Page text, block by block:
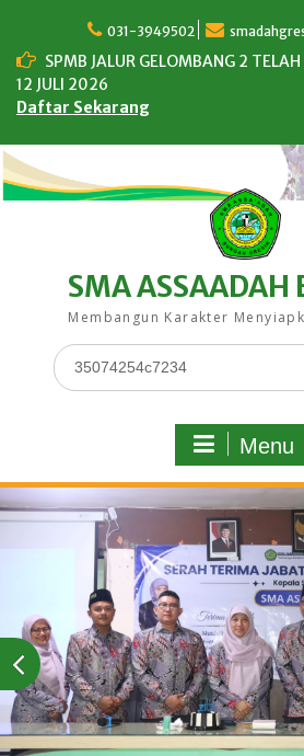
content
031-3949502
SPMB JALUR GELOMBANG 2
12 JULI 2026
Daftar Sekarang
SMA ASSAADAH
Membangun Karakter
Search
for:
Menu